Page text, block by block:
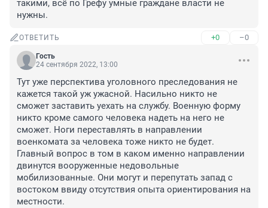
такими, всё по Грефу умные граждане власти не
нужны.
ОТВЕТИТЬ +0 –0
Гость
24 сентября 2022, 13:00
Тут уже перспектива уголовного преследования не
кажется такой уж ужасной. Насильно никто не
сможет заставить уехать на службу. Военную форму
никто кроме самого человека надеть на него не
сможет. Ноги переставлять в направлении
военкомата за человека тоже никто не будет.
Главный вопрос в том в каком именно направлении
двинутся вооруженные недовольные
мобилизованные. Они могут и перепутать запад с
востоком ввиду отсутствия опыта ориентирования на
местности.